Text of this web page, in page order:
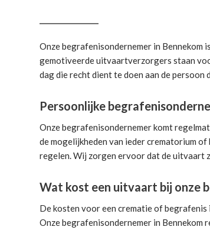
Onze begrafenisondernemer in Bennekom
gemotiveerde uitvaartverzorgers staan
dag die recht dient te doen aan de persoon
Persoonlijke
Onze begrafenisondernemer komt
de mogelijkheden van ieder crematorium
regelen. Wij zorgen ervoor dat de uitvaart
Wat kost een uitvaart bij onze
De kosten voor een crematie of
Onze begrafenisondernemer in Bennekom